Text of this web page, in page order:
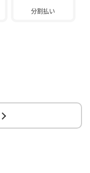
分割払い